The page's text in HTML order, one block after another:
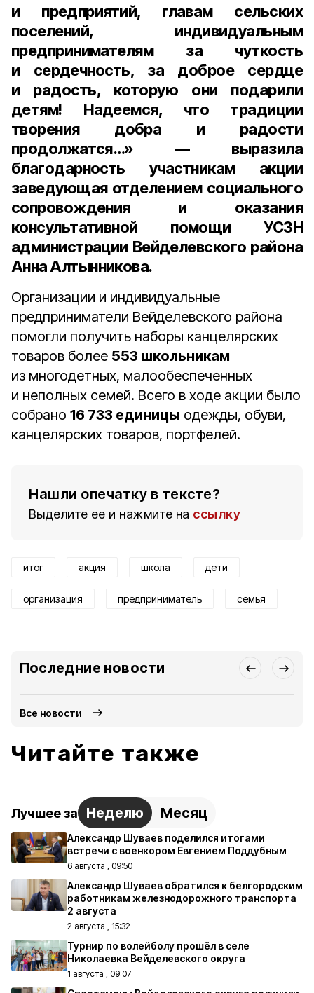
и предприятий, главам сельских
поселений, индивидуальным
предпринимателям за чуткость
и сердечность, за доброе сердце
и радость, которую они подарили
детям! Надеемся, что традиции
творения добра и радости
продолжатся…» — выразила
благодарность участникам акции
заведующая отделением социального
сопровождения и оказания
консультативной помощи УСЗН
администрации Вейделевского района
Анна Алтынникова.
Организации и индивидуальные
предприниматели Вейделевского района
помогли получить наборы канцелярских
товаров более 553 школьникам
из многодетных, малообеспеченных
и неполных семей. Всего в ходе акции было
собрано 16 733 единицы одежды, обуви,
канцелярских товаров, портфелей.
Нашли опечатку в тексте?
Выделите ее и нажмите на ссылку
итог акция школа дети
организация предприниматель семья
Последние новости
Все новости
Читайте также
Лучшее за Неделю Месяц
Александр Шуваев поделился итогами
встречи с военкором Евгением Поддубным
6 августа , 09:50
Александр Шуваев обратился к белгородским
работникам железнодорожного транспорта
2 августа
2 августа , 15:32
Турнир по волейболу прошёл в селе
Николаевка Вейделевского округа
1 августа , 09:07